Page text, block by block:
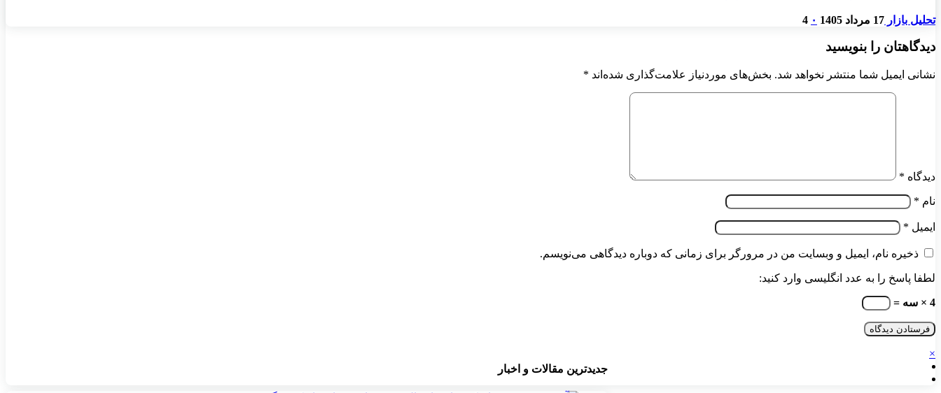
تحلیل بازار 17 مرداد 1405 ۰ 4
دیدگاهتان را بنویسید
نشانی ایمیل شما منتشر نخواهد شد. بخش‌های موردنیاز علامت‌گذاری شده‌اند *
دیدگاه *
نام *
ایمیل *
ذخیره نام، ایمیل و وبسایت من در مرورگر برای زمانی که دوباره دیدگاهی می‌نویسم.
لطفا پاسخ را به عدد انگلیسی وارد کنید:
4 × سه =
جدیدترین مقالات و اخبار
×